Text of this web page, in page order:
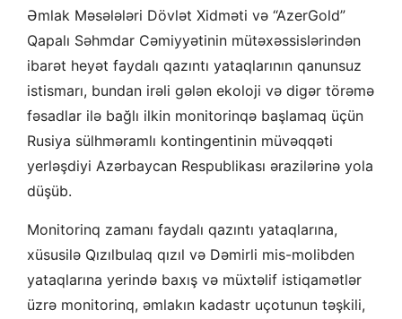
Əmlak Məsələləri Dövlət Xidməti və “AzerGold”
Qapalı Səhmdar Cəmiyyətinin mütəxəssislərindən
ibarət heyət faydalı qazıntı yataqlarının qanunsuz
istismarı, bundan irəli gələn ekoloji və digər törəmə
fəsadlar ilə bağlı ilkin monitorinqə başlamaq üçün
Rusiya sülhməramlı kontingentinin müvəqqəti
yerləşdiyi Azərbaycan Respublikası ərazilərinə yola
düşüb.
Monitorinq zamanı faydalı qazıntı yataqlarına,
xüsusilə Qızılbulaq qızıl və Dəmirli mis-molibden
yataqlarına yerində baxış və müxtəlif istiqamətlər
üzrə monitorinq, əmlakın kadastr uçotunun təşkili,